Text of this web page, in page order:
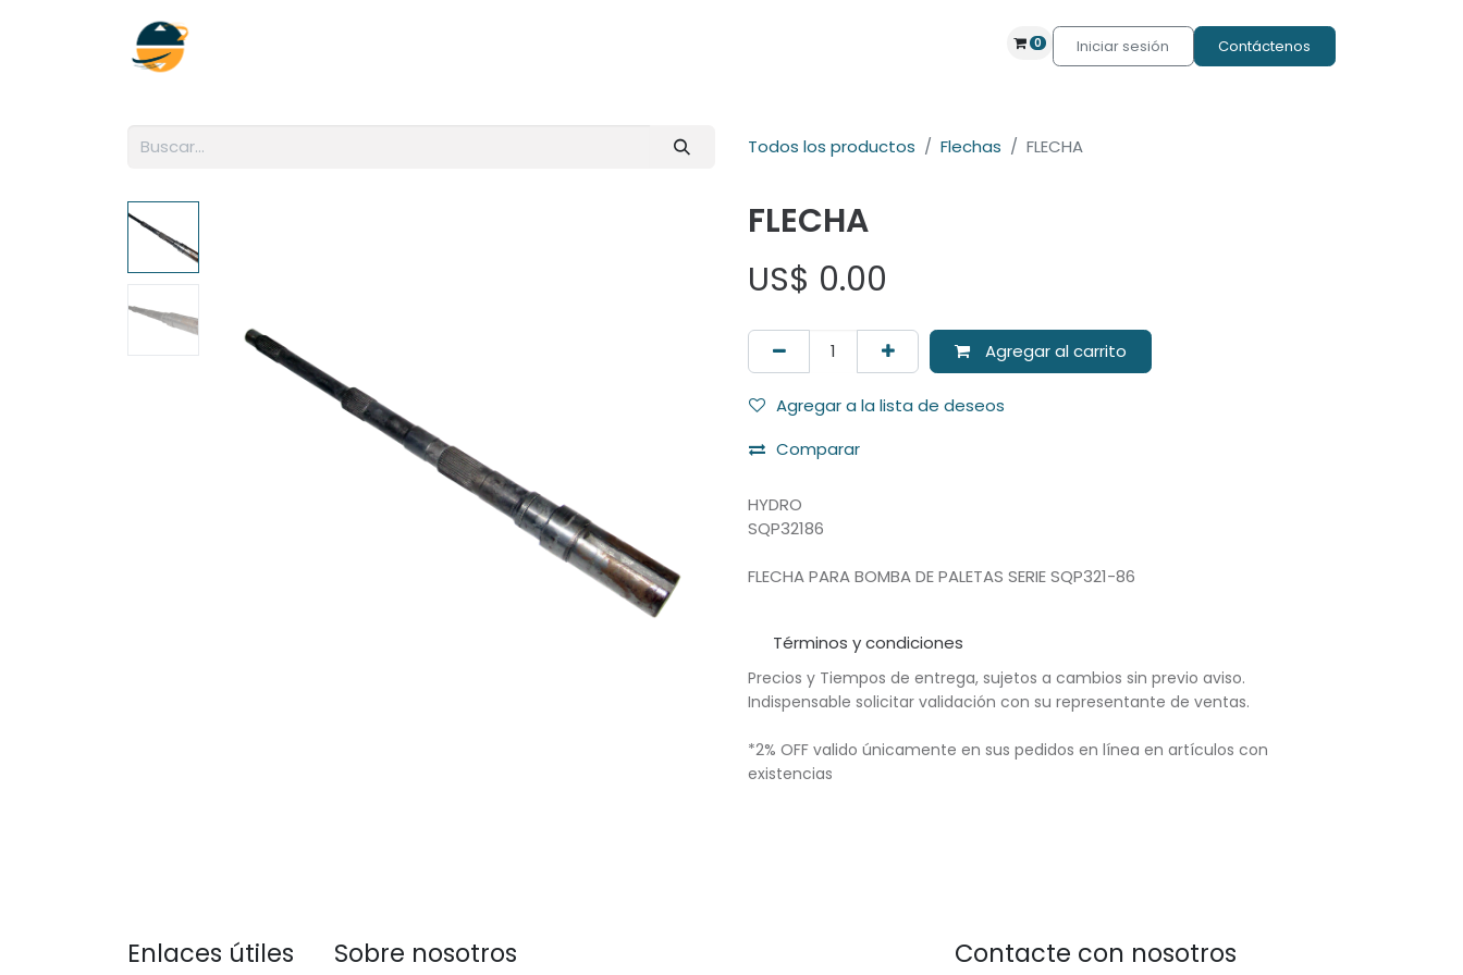
0 Iniciar sesión Contáctenos
Todos los productos Flechas FLECHA
FLECHA
US$ 0.00
Agregar al carrito
Agregar a la lista de deseos
Comparar
HYDRO
SQP32186
FLECHA PARA BOMBA DE PALETAS SERIE SQP321-86
Términos y condiciones
Precios y Tiempos de entrega, sujetos a cambios sin previo aviso.
Indispensable solicitar validación con su representante de ventas.
*2% OFF valido únicamente en sus pedidos en línea en artículos con
existencias
Enlaces útiles Sobre nosotros Contacte con nosotros